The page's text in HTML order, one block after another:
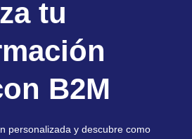
tu
B2M
personalizada y descubre como